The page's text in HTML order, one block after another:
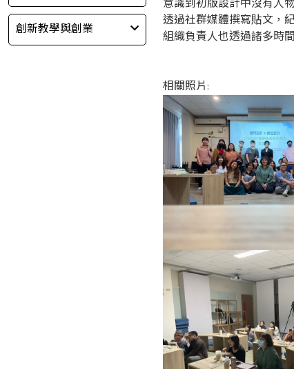
創新教學與創業
意識到初版設計中沒有人
透過社群媒體撰寫貼文，
組織負責人也透過諸多時
相關照片: